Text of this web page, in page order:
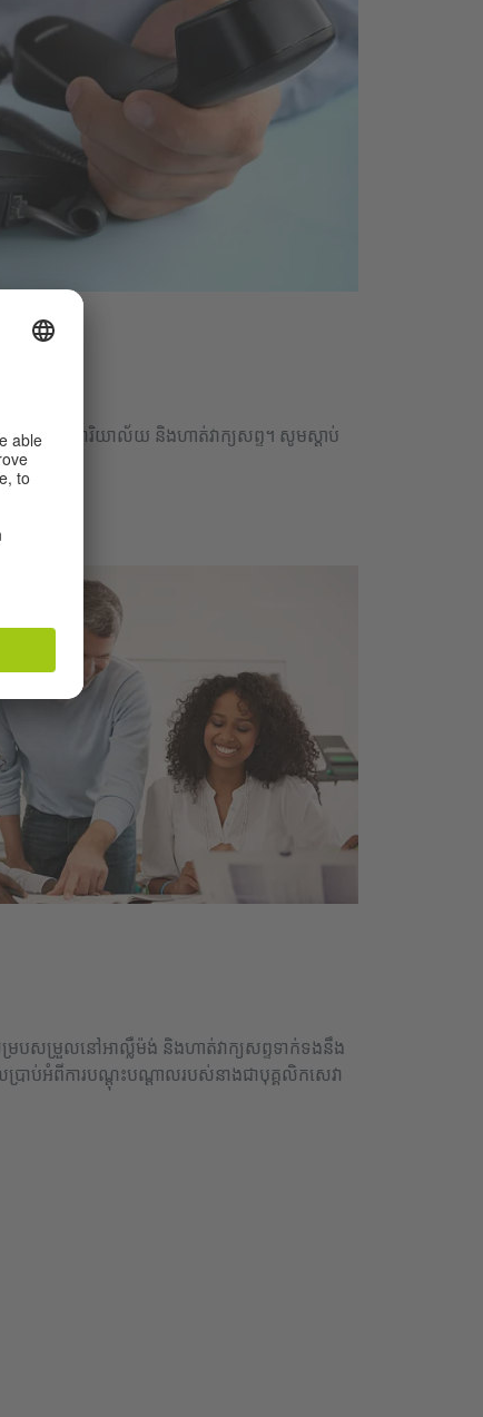
ផ្សេងៗនៅការិយាល័យ និងហាត់វាក្យសព្ទ។ សូមស្ដាប់
របសម្រួលនៅអាល្លឺម៉ង់ និងហាត់វាក្យសព្ទទាក់ទងនឹង
រាប់អំពីការបណ្ដុះបណ្ដាលរបស់នាងជាបុគ្គលិកសេវា